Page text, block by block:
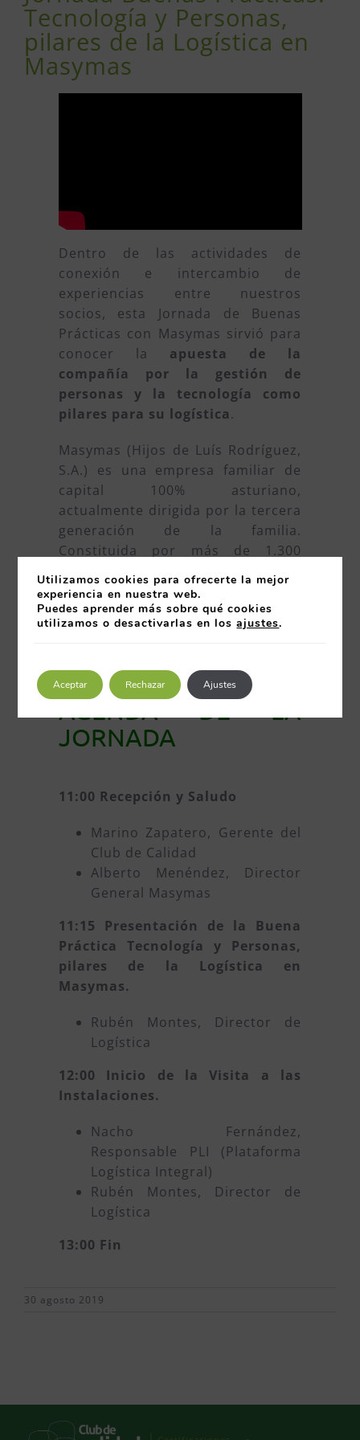
Tecnología y Personas,
pilares de la Logística en
Masymas
Dentro de las actividades de
conexión e intercambio de
experiencias entre nuestros
socios, esta Jornada de Buenas
Prácticas con Masymas sirvió para
conocer la apuesta de la
compañía por la gestión de
personas y la tecnología como
pilares para su logística.
Masymas (Hijos de Luís Rodríguez,
S.A.) es una empresa familiar de
capital 100% asturiano,
actualmente dirigida por la tercera
generación de la familia.
Constituida por más de 1.300
son mujeres, presta sus servicios
desde sus supermercados,
Cash&Carry MyCash, franquicias
distribución al por mayor.
AGENDA DE LA
JORNADA
11:00 Recepción y Saludo
Marino Zapatero, Gerente del
Club de Calidad
Alberto Menéndez, Director
General Masymas
11:15 Presentación de la Buena
Práctica Tecnología y Personas,
pilares de la Logística en
Masymas.
Rubén Montes, Director de
Logística
12:00 Inicio de la Visita a las
Instalaciones.
Nacho Fernández,
Responsable PLI (Plataforma
Logística Integral)
Rubén Montes, Director de
Logística
13:00 Fin
30 agosto 2019
Utilizamos cookies para ofrecerte la mejor
experiencia en nuestra web.
Puedes aprender más sobre qué cookies
utilizamos o desactivarlas en losajustes.
Aceptar Rechazar Ajustes